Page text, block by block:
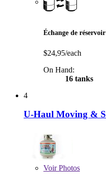
Échange de réservoir
$24,95/each
On Hand:
16 tanks
4
U-Haul Moving &
VoirPhotos